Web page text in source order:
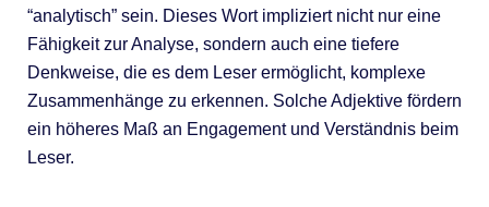
“analytisch” sein. Dieses Wort impliziert nicht nur eine
Fähigkeit zur Analyse, sondern auch eine tiefere
Denkweise, die es dem Leser ermöglicht, komplexe
Zusammenhänge zu erkennen. Solche Adjektive fördern
ein höheres Maß an Engagement und Verständnis beim
Leser.